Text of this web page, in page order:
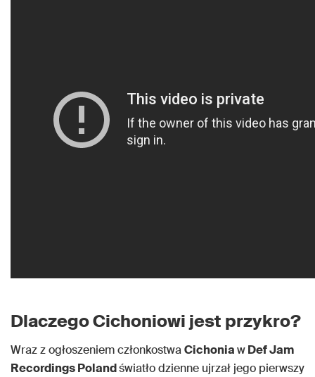
Dlaczego Cichoniowi jest przykro?
Wraz z ogłoszeniem członkostwaCichoniawDef Jam
Recordings Polandświatło dzienne ujrzał jego pierwszy